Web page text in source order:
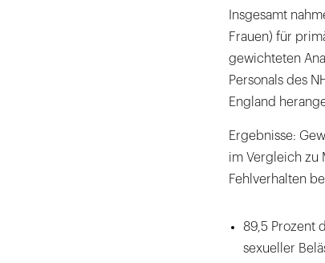
Insgesamt
Frauen) für
gewichteten
Personals des
England
Ergebnisse:
im Vergleich zu
Fehlverhalten
89,5 Prozent
sexueller